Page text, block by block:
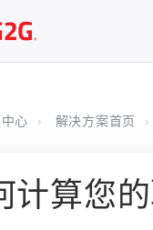
心 解决方案首页
计算您